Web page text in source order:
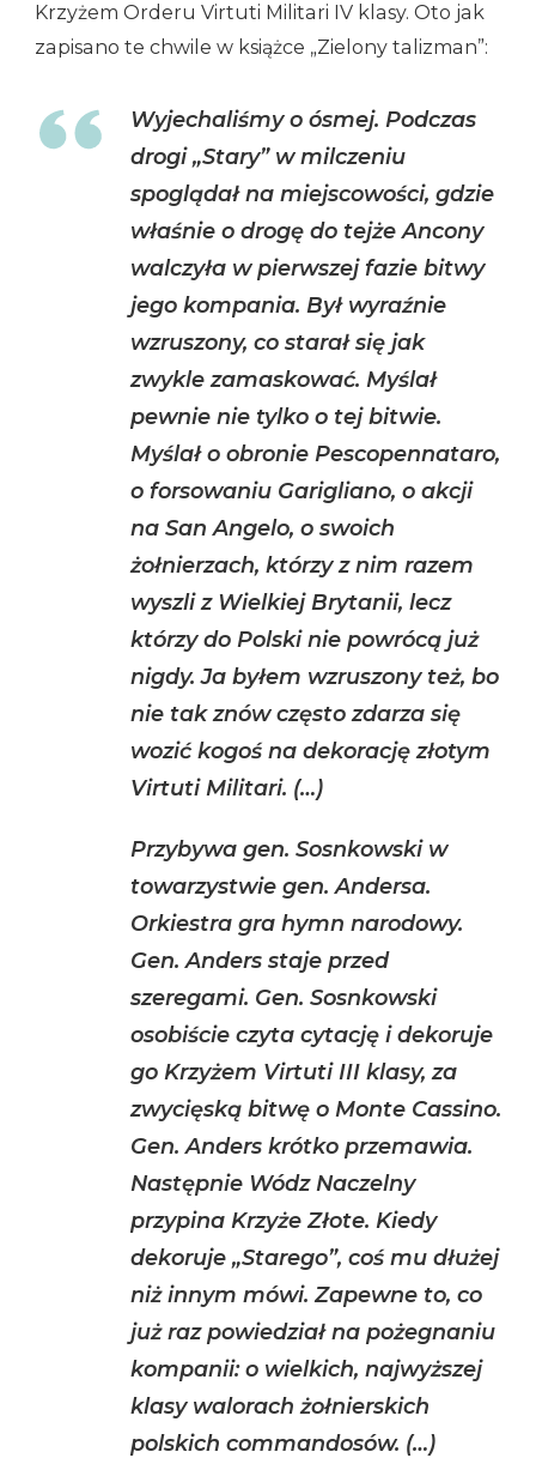
Krzyżem Orderu Virtuti Militari IV klasy. Oto jak
zapisano te chwile w książce „Zielony talizman”:
Wyjechaliśmy o ósmej. Podczas
drogi „Stary” w milczeniu
spoglądał na miejscowości, gdzie
właśnie o drogę do tejże Ancony
walczyła w pierwszej fazie bitwy
jego kompania. Był wyraźnie
wzruszony, co starał się jak
zwykle zamaskować. Myślał
pewnie nie tylko o tej bitwie.
Myślał o obronie Pescopennataro,
o forsowaniu Garigliano, o akcji
na San Angelo, o swoich
żołnierzach, którzy z nim razem
wyszli z Wielkiej Brytanii, lecz
którzy do Polski nie powrócą już
nigdy. Ja byłem wzruszony też, bo
nie tak znów często zdarza się
wozić kogoś na dekorację złotym
Virtuti Militari. (…)
Przybywa gen. Sosnkowski w
towarzystwie gen. Andersa.
Orkiestra gra hymn narodowy.
Gen. Anders staje przed
szeregami. Gen. Sosnkowski
osobiście czyta cytację i dekoruje
go Krzyżem Virtuti III klasy, za
zwycięską bitwę o Monte Cassino.
Gen. Anders krótko przemawia.
Następnie Wódz Naczelny
przypina Krzyże Złote. Kiedy
dekoruje „Starego”, coś mu dłużej
niż innym mówi. Zapewne to, co
już raz powiedział na pożegnaniu
kompanii: o wielkich, najwyższej
klasy walorach żołnierskich
polskich commandosów. (…)